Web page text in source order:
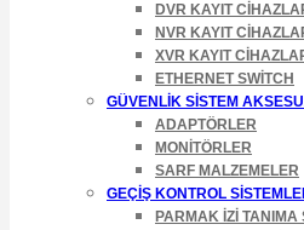
DVR KAYIT
NVR KAYIT
XVR KAYIT
ETHERNET SWITCH
GÜVENLIK SISTEM
ADAPTÖRLER
MONITÖRLER
SARF MALZEMELER
GEÇIŞ KONTROL
PARMAK İZI TANIMA